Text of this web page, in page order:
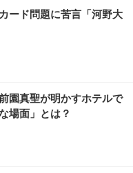
ェア (ブラック)
スクチェア 疲れない テレ
レスト 30度ロッキング機
ト 90度跳ね上げ式アーム
ェア (ホワイト)
デスクチェア 肘なし メ
ポート付き 腰サポート ガ
キャスター付き コンパク
27インチ 液晶モニタ
VA 非光沢 HDMI/DisplayP
さ調整 スイベル VESA対
FHD】GRAPHT THE S
24” Essential ゲーミン
1ms FHD 量子ドット 残
シック) 【Amazon.co.jp
スオーヤマ ペットシーツ
枚入 (x 1) (ケース販売)
シーツ 超厚型 お徳用 レギ
限定】
ード問題に苦言「河野大
園真聖が明かすホテルで
場面」とは？